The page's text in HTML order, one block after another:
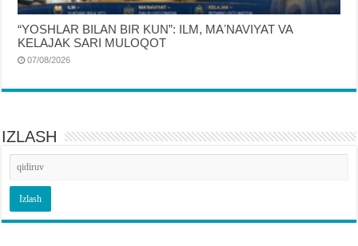
“YOSHLAR BILAN BIR KUN”: ILM, MAʼNAVIYAT VA
KELAJAK SARI MULOQOT
07/08/2026
IZLASH